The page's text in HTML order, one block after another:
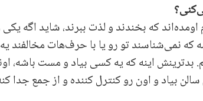
که بخندند و لذت ببرند، شاید اگه
که نمی‌شناسند تو رو یا با حرف‌هات
اینه که یه کسی بیاد و مست
بیاد و اون رو کنترل کننده و از جمع جدا